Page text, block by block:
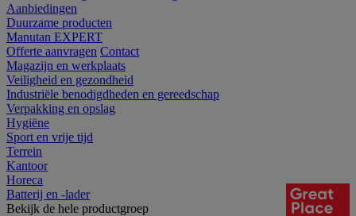
Aanbiedingen
Duurzame producten
Manutan EXPERT
Offerte aanvragen Contact
Magazijn en werkplaats
Veiligheid en gezondheid
Industriële benodigdheden en gereedschap
Verpakking en opslag
Hygiëne
Sport en vrije tijd
Terrein
Kantoor
Horeca
Batterij en -lader
Bekijk de hele productgroep